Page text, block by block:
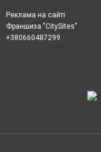
Реклама на сайті
Франшиза "CitySites"
+380660487299